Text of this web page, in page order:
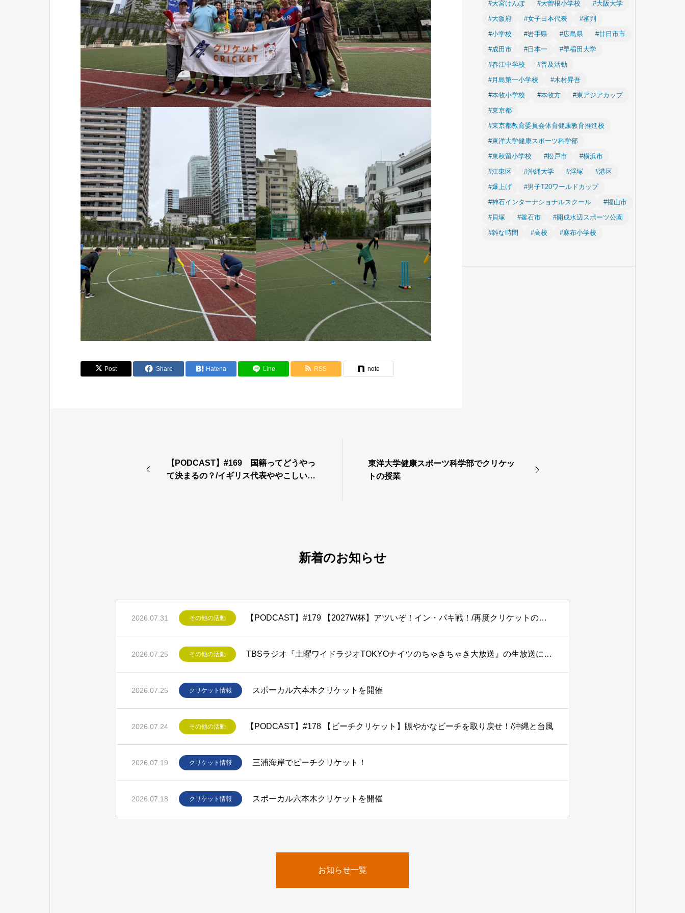
Post Share Hatena Line RSS note
#大宮けんぽ #大曽根小学校
#大阪大学
#大阪府
#女子日本代表
#審判
#小学校
#岩手県 #広島県
#廿日市市
#成田市
#日本一
#早稲田大学
#春江中学校
#普及活動
#月島第一小学校
#木村昇吾
#本牧小学校
#本牧方
#東アジアカップ
#東京都
#東京都教育委員会体育健康教育推進校
#東洋大学健康スポーツ科学部
#東秋留小学校
#松戸市
#横浜市
#江東区
#沖縄大学 #浮塚
#港区
#爆上げ
#男子T20ワールドカップ
#神石インターナショナルスクール
#福山市
#貝塚
#釜石市
#開成水辺スポーツ公園
#雑な時間
#高校 #麻布小学校
【PODCAST】#169 国籍ってどうやっ
て決まるの？/イギリス代表ややこしい問
東洋大学健康スポーツ科学部でクリケッ
トの授業
新着のお知らせ
2026.07.31 その他の活動 【PODCAST】#179 【2027W杯】アツいぞ！イン・パキ戦！/再度クリケットの語源を考える。
2026.07.25 その他の活動 TBSラジオ『土曜ワイドラジオTOKYOナイツのちゃきちゃき大放送』の生放送に出演
2026.07.25 クリケット情報 スポーカル六本木クリケットを開催
2026.07.24 その他の活動 【PODCAST】#178 【ビーチクリケット】賑やかなビーチを取り戻せ！/沖縄と台風
2026.07.19 クリケット情報 三浦海岸でビーチクリケット！
2026.07.18 クリケット情報 スポーカル六本木クリケットを開催
お知らせ一覧